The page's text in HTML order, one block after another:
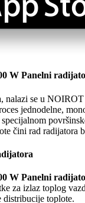
W Panelni
nalazi se u
jednodelne,
čini rad radijatora
W Panelni
za izlaz toplog
distribucije toplote.